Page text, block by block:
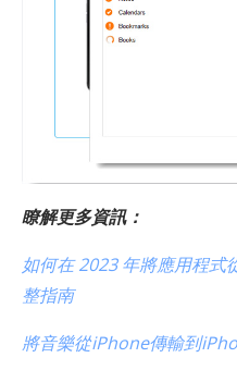
瞭解更多資訊：
如何在 2023 年將應用程
整指南
將音樂從iPhone傳輸到